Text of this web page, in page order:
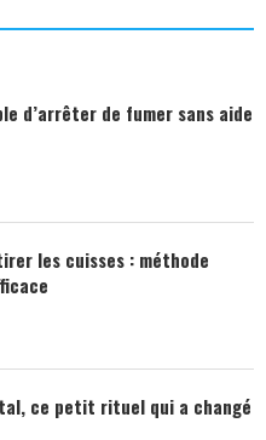
d’arrêter de fumer sans aide
les cuisses : méthode
ce petit rituel qui a changé